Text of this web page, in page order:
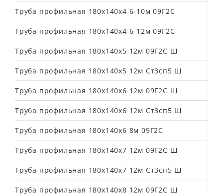
Труба профильная 180х140х4 6-10м 09Г2С
Труба профильная 180х140х4 6-12м 09Г2С
Труба профильная 180х140х5 12м 09Г2С Ш
Труба профильная 180х140х5 12м Ст3сп5 Ш
Труба профильная 180х140х6 12м 09Г2С Ш
Труба профильная 180х140х6 12м Ст3сп5 Ш
Труба профильная 180х140х6 8м 09Г2С
Труба профильная 180х140х7 12м 09Г2С Ш
Труба профильная 180х140х7 12м Ст3сп5 Ш
Труба профильная 180х140х8 12м 09Г2С Ш